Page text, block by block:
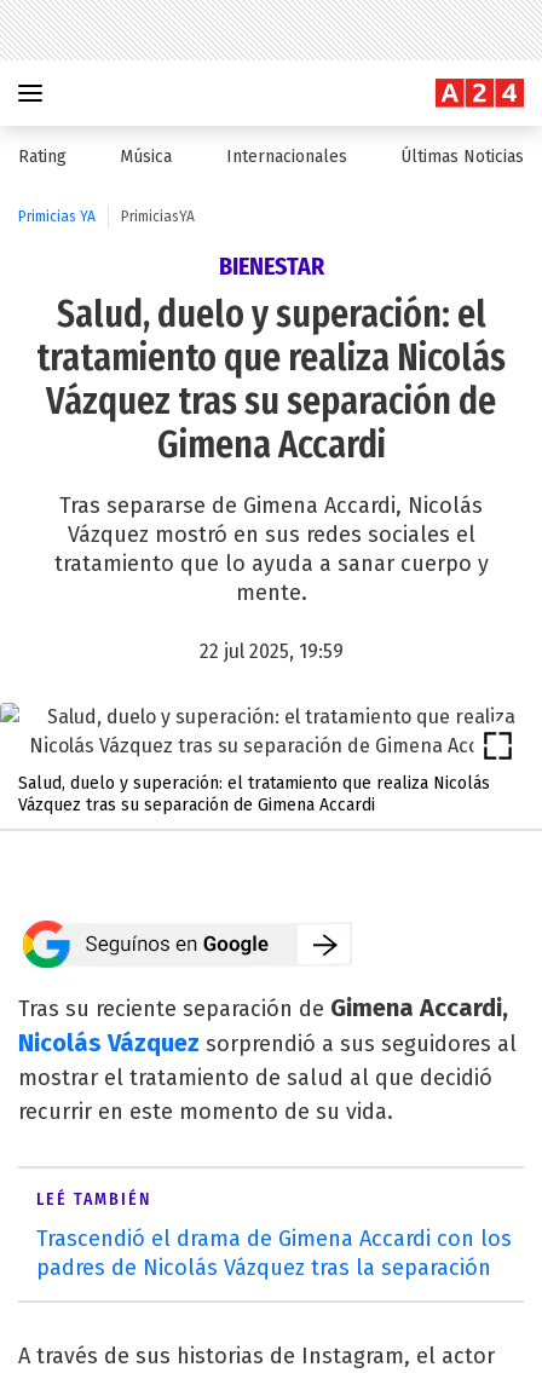
Rating Música Internacionales Últimas Noticias
Primicias YA PrimiciasYA
BIENESTAR
Salud, duelo y superación: el
tratamiento que realiza Nicolás
Vázquez tras su separación de
Gimena Accardi
Tras separarse de Gimena Accardi, Nicolás
Vázquez mostró en sus redes sociales el
tratamiento que lo ayuda a sanar cuerpo y
mente.
22 jul 2025, 19:59
Salud, duelo y superación: el tratamiento que realiza Nicolás
Vázquez tras su separación de Gimena Accardi
Tras su reciente separación de Gimena Accardi,
Nicolás Vázquez sorprendió a sus seguidores al
mostrar el tratamiento de salud al que decidió
recurrir en este momento de su vida.
LEÉ TAMBIÉN
Trascendió el drama de Gimena Accardi con los
padres de Nicolás Vázquez tras la separación
A través de sus historias de Instagram, el actor